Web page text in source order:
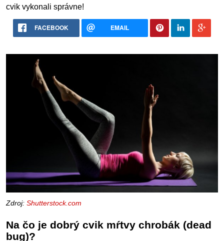
cvik vykonali správne!
FACEBOOK EMAIL
Zdroj: Shutterstock.com
Na čo je dobrý cvik mŕtvy chrobák (dead
bug)?